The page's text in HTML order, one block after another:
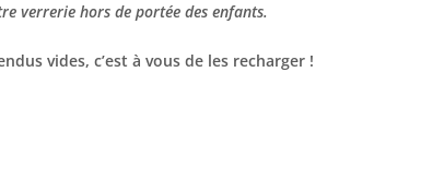
verrerie hors de portée des enfants.
vides, c’est à vous de les recharger !